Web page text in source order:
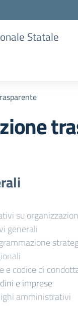
Statale
su
generali
e codice di
e imprese
amministrativi